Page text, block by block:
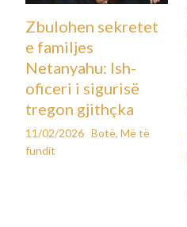
Zbulohen sekretet
e familjes
Netanyahu: Ish-
oficeri i sigurisë
tregon gjithçka
11/02/2026 Botë,Më të
fundit